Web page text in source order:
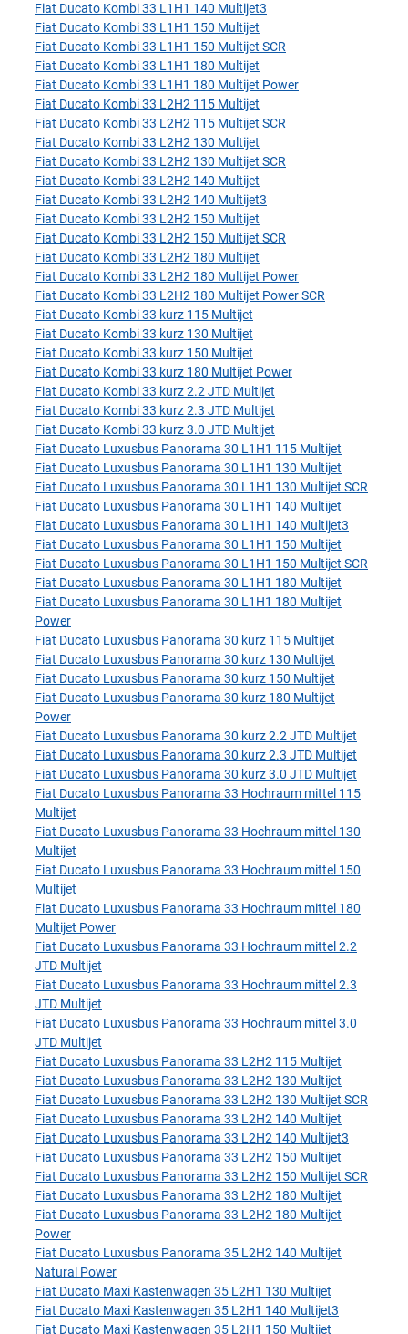
Fiat Ducato Kombi 33 L1H1 140 Multijet3
Fiat Ducato Kombi 33 L1H1 150 Multijet
Fiat Ducato Kombi 33 L1H1 150 Multijet SCR
Fiat Ducato Kombi 33 L1H1 180 Multijet
Fiat Ducato Kombi 33 L1H1 180 Multijet Power
Fiat Ducato Kombi 33 L2H2 115 Multijet
Fiat Ducato Kombi 33 L2H2 115 Multijet SCR
Fiat Ducato Kombi 33 L2H2 130 Multijet
Fiat Ducato Kombi 33 L2H2 130 Multijet SCR
Fiat Ducato Kombi 33 L2H2 140 Multijet
Fiat Ducato Kombi 33 L2H2 140 Multijet3
Fiat Ducato Kombi 33 L2H2 150 Multijet
Fiat Ducato Kombi 33 L2H2 150 Multijet SCR
Fiat Ducato Kombi 33 L2H2 180 Multijet
Fiat Ducato Kombi 33 L2H2 180 Multijet Power
Fiat Ducato Kombi 33 L2H2 180 Multijet Power SCR
Fiat Ducato Kombi 33 kurz 115 Multijet
Fiat Ducato Kombi 33 kurz 130 Multijet
Fiat Ducato Kombi 33 kurz 150 Multijet
Fiat Ducato Kombi 33 kurz 180 Multijet Power
Fiat Ducato Kombi 33 kurz 2.2 JTD Multijet
Fiat Ducato Kombi 33 kurz 2.3 JTD Multijet
Fiat Ducato Kombi 33 kurz 3.0 JTD Multijet
Fiat Ducato Luxusbus Panorama 30 L1H1 115 Multijet
Fiat Ducato Luxusbus Panorama 30 L1H1 130 Multijet
Fiat Ducato Luxusbus Panorama 30 L1H1 130 Multijet SCR
Fiat Ducato Luxusbus Panorama 30 L1H1 140 Multijet
Fiat Ducato Luxusbus Panorama 30 L1H1 140 Multijet3
Fiat Ducato Luxusbus Panorama 30 L1H1 150 Multijet
Fiat Ducato Luxusbus Panorama 30 L1H1 150 Multijet SCR
Fiat Ducato Luxusbus Panorama 30 L1H1 180 Multijet
Fiat Ducato Luxusbus Panorama 30 L1H1 180 Multijet
Power
Fiat Ducato Luxusbus Panorama 30 kurz 115 Multijet
Fiat Ducato Luxusbus Panorama 30 kurz 130 Multijet
Fiat Ducato Luxusbus Panorama 30 kurz 150 Multijet
Fiat Ducato Luxusbus Panorama 30 kurz 180 Multijet
Power
Fiat Ducato Luxusbus Panorama 30 kurz 2.2 JTD Multijet
Fiat Ducato Luxusbus Panorama 30 kurz 2.3 JTD Multijet
Fiat Ducato Luxusbus Panorama 30 kurz 3.0 JTD Multijet
Fiat Ducato Luxusbus Panorama 33 Hochraum mittel 115
Multijet
Fiat Ducato Luxusbus Panorama 33 Hochraum mittel 130
Multijet
Fiat Ducato Luxusbus Panorama 33 Hochraum mittel 150
Multijet
Fiat Ducato Luxusbus Panorama 33 Hochraum mittel 180
Multijet Power
Fiat Ducato Luxusbus Panorama 33 Hochraum mittel 2.2
JTD Multijet
Fiat Ducato Luxusbus Panorama 33 Hochraum mittel 2.3
JTD Multijet
Fiat Ducato Luxusbus Panorama 33 Hochraum mittel 3.0
JTD Multijet
Fiat Ducato Luxusbus Panorama 33 L2H2 115 Multijet
Fiat Ducato Luxusbus Panorama 33 L2H2 130 Multijet
Fiat Ducato Luxusbus Panorama 33 L2H2 130 Multijet SCR
Fiat Ducato Luxusbus Panorama 33 L2H2 140 Multijet
Fiat Ducato Luxusbus Panorama 33 L2H2 140 Multijet3
Fiat Ducato Luxusbus Panorama 33 L2H2 150 Multijet
Fiat Ducato Luxusbus Panorama 33 L2H2 150 Multijet SCR
Fiat Ducato Luxusbus Panorama 33 L2H2 180 Multijet
Fiat Ducato Luxusbus Panorama 33 L2H2 180 Multijet
Power
Fiat Ducato Luxusbus Panorama 35 L2H2 140 Multijet
Natural Power
Fiat Ducato Maxi Kastenwagen 35 L2H1 130 Multijet
Fiat Ducato Maxi Kastenwagen 35 L2H1 140 Multijet3
Fiat Ducato Maxi Kastenwagen 35 L2H1 150 Multijet